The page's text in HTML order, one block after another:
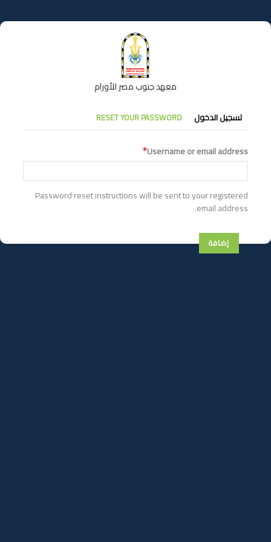
إلى
المحتوى
معهد جنوب مصر للأورام
التبويبات
الأساسية
تسجيل الدخول RESET YOUR PASSWORD
Username or email address
Password reset instructions will be sent to your registered
email address.